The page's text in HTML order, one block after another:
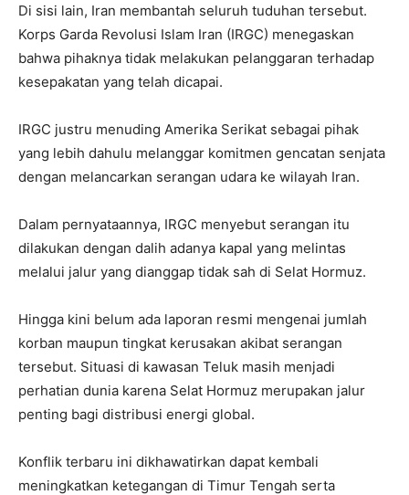
Di sisi lain, Iran membantah seluruh tuduhan tersebut.
Korps Garda Revolusi Islam Iran (IRGC) menegaskan
bahwa pihaknya tidak melakukan pelanggaran terhadap
kesepakatan yang telah dicapai.
IRGC justru menuding Amerika Serikat sebagai pihak
yang lebih dahulu melanggar komitmen gencatan senjata
dengan melancarkan serangan udara ke wilayah Iran.
Dalam pernyataannya, IRGC menyebut serangan itu
dilakukan dengan dalih adanya kapal yang melintas
melalui jalur yang dianggap tidak sah di Selat Hormuz.
Hingga kini belum ada laporan resmi mengenai jumlah
korban maupun tingkat kerusakan akibat serangan
tersebut. Situasi di kawasan Teluk masih menjadi
perhatian dunia karena Selat Hormuz merupakan jalur
penting bagi distribusi energi global.
Konflik terbaru ini dikhawatirkan dapat kembali
meningkatkan ketegangan di Timur Tengah serta